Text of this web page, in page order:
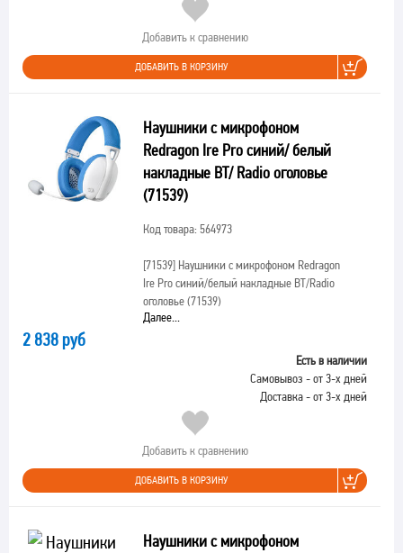
Добавить к сравнению
ДОБАВИТЬ В КОРЗИНУ
Наушники с микрофоном
Redragon Ire Pro синий/ белый
накладные BT/ Radio оголовье
(71539)
Код товара: 564973
[71539]Наушники с микрофоном Redragon
Ire Pro синий/белый накладные BT/Radio
оголовье (71539)
Далее...
2 838 руб
Есть в наличии
Самовывоз - от 3-х дней
Доставка - от 3-х дней
Добавить к сравнению
ДОБАВИТЬ В КОРЗИНУ
Наушники с микрофоном